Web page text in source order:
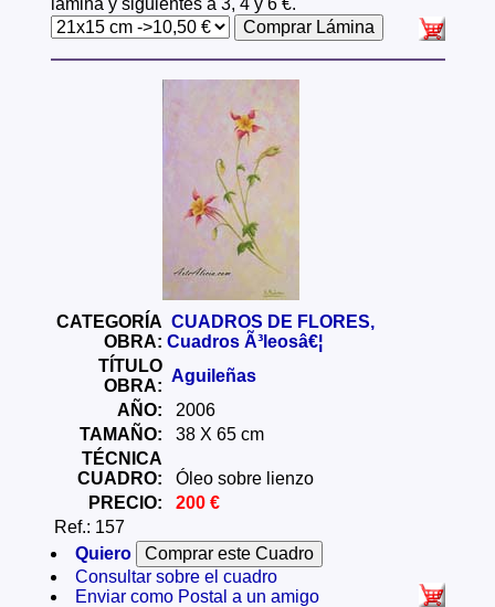
CATEGORÍA
OBRA:
CUADROS DE FLORES,
Cuadros Ã³leosâ€¦
TÍTULO
OBRA:
Aguileñas
AÑO:
2006
TAMAÑO:
38 X 65 cm
TÉCNICA
CUADRO:
Óleo sobre lienzo
PRECIO:
200 €
Ref.: 157
Quiero
Consultar sobre el cuadro
Enviar como Postal a un amigo